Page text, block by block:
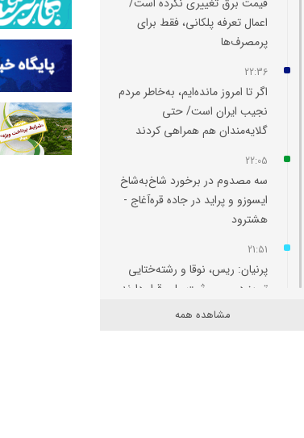
اعمال تعرفه پلکانی، فقط برای
پرمصرف‌ها
22:36
اگر تا امروز مانده‌ایم، به‌خاطر مردم
نجیب ایران است/ حتی
گلایه‌مندان هم همراهی کردند
22:05
سه مصدوم در برخورد شاخ‌به‌شاخ
ایسوزو و پراید در جاده قره‌آغاج -
هشترود
21:51
پرنیان: ریس، نوقا و رشته‌ختایی
تبریز در مسیر ثبت ملی قرار دارند
مشاهده همه